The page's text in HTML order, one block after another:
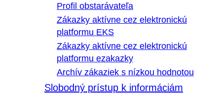
Profil obstarávateľa
Zákazky aktívne cez elektronickú
platformu EKS
Zákazky aktívne cez elektronickú
platformu ezakazky
Archív zákaziek s nízkou hodnotou
Slobodný prístup k informáciám